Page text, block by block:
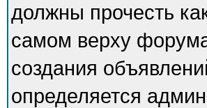
должны прочесть
самом верху
создания
определяется